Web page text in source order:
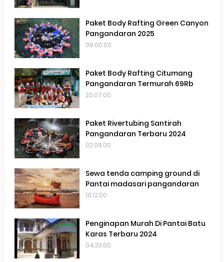
Paket Body Rafting Green Canyon
Pangandaran 2025
09.00.00
Paket Body Rafting Citumang
Pangandaran Termurah 69Rb
20.07.00
Paket Rivertubing Santirah
Pangandaran Terbaru 2024
02.08.00
Sewa tenda camping ground di
Pantai madasari pangandaran
10.12.00
Penginapan Murah Di Pantai Batu
Karas Terbaru 2024
04.33.00